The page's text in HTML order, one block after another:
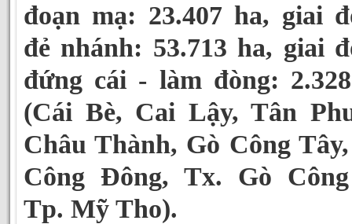
đoạn mạ: 23.407 ha, giai
đẻ nhánh: 53.713 ha, giai
đứng cái - làm đòng:
(Cái Bè, Cai Lậy, Tân
Châu Thành, Gò Công
Công Đông, Tx. Gò
Tp. Mỹ Tho).